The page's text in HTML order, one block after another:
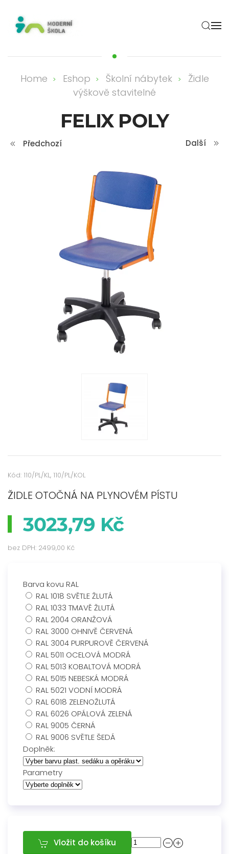
Skip to main content
Home Eshop Školní nábytek
Židle
výškově stavitelné
FELIX POLY
Předchozí Další
Kód: 110/PL/KL, 110/PL/KOL
ŽIDLE OTOČNÁ NA PLYNOVÉM PÍSTU
3023,79 Kč
bez DPH: 2499,00 Kč
Barva kovu RAL
RAL 1018 SVĚTLE ŽLUTÁ
RAL 1033 TMAVĚ ŽLUTÁ
RAL 2004 ORANŽOVÁ
RAL 3000 OHNIVĚ ČERVENÁ
RAL 3004 PURPUROVĚ ČERVENÁ
RAL 5011 OCELOVÁ MODRÁ
RAL 5013 KOBALTOVÁ MODRÁ
RAL 5015 NEBESKÁ MODRÁ
RAL 5021 VODNÍ MODRÁ
RAL 6018 ZELENOŽLUTÁ
RAL 6026 OPÁLOVÁ ZELENÁ
RAL 9005 ČERNÁ
RAL 9006 SVĚTLE ŠEDÁ
Doplněk:
Parametry
Vložit do košíku